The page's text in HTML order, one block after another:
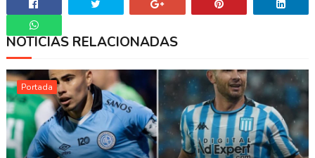
Whatsapp
NOTICIAS RELACIONADAS
Portada